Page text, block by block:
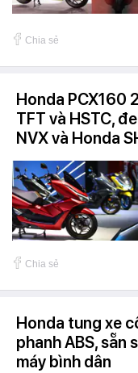
Chia sẻ
Honda PCX160
TFT và HSTC,
NVX và Honda
Chia sẻ
Honda tung xe
phanh ABS, sẵn
máy bình dân